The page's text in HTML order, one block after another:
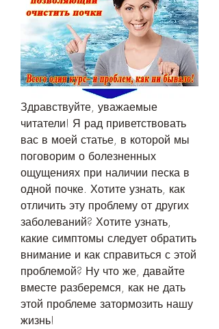
Здравствуйте, уважаемые
читатели! Я рад приветствовать
вас в моей статье, в которой мы
поговорим о болезненных
ощущениях при наличии песка в
одной почке. Хотите узнать, как
отличить эту проблему от других
заболеваний? Хотите узнать,
какие симптомы следует обратить
внимание и как справиться с этой
проблемой? Ну что же, давайте
вместе разберемся, как не дать
этой проблеме затормозить нашу
жизнь!